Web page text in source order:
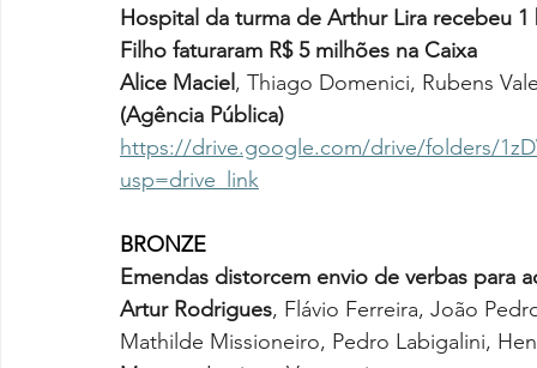
Hospital da turma de Arthur Lira recebeu
Filho faturaram R$ 5 milhões na Caixa
Alice Maciel , Thiago Domenici, Rubens
(Agência Pública)
https://drive.google.com/drive/folders/
usp=drive_link
BRONZE
Emendas distorcem envio de verbas para
Artur Rodrigues, Flávio Ferreira, João
Mathilde Missioneiro, Pedro Labigalini,